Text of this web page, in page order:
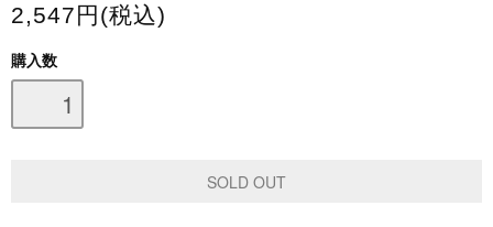
2,547円(税込)
購入数